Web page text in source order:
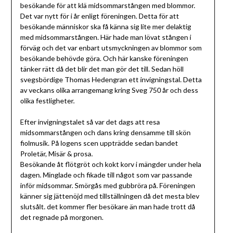
besökande för att klä midsommarstången med blommor.
Det var nytt för i år enligt föreningen. Detta för att
besökande människor ska få känna sig lite mer delaktig
med midsommarstången. Här hade man lövat stången i
förväg och det var enbart utsmyckningen av blommor som
besökande behövde göra. Och här kanske föreningen
tänker rätt då det blir det man gör det till. Sedan höll
svegsbördige Thomas Hedengran ett invigningstal. Detta
av veckans olika arrangemang kring Sveg 750 år och dess
olika festligheter.
Efter invigningstalet så var det dags att resa
midsommarstången och dans kring densamme till skön
fiolmusik. På logens scen uppträdde sedan bandet
Proletär, Misär & prosa.
Besökande åt flötgröt och kokt korv i mängder under hela
dagen. Minglade och fikade till något som var passande
inför midsommar. Smörgås med gubbröra på. Föreningen
känner sig jättenöjd med tillställningen då det mesta blev
slutsålt. det kommer fler besökare än man hade trott då
det regnade på morgonen.